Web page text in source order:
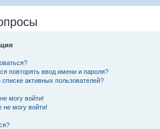
повторять ввод имени и пароля?
активных пользователей?
могу войти!
не могу войти!